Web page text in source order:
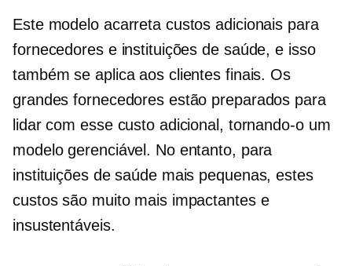
Este modelo acarreta custos adicionais para
fornecedores e instituições de saúde, e isso
também se aplica aos clientes finais. Os
grandes fornecedores estão preparados para
lidar com esse custo adicional, tornando-o um
modelo gerenciável. No entanto, para
instituições de saúde mais pequenas, estes
custos são muito mais impactantes e
insustentáveis.